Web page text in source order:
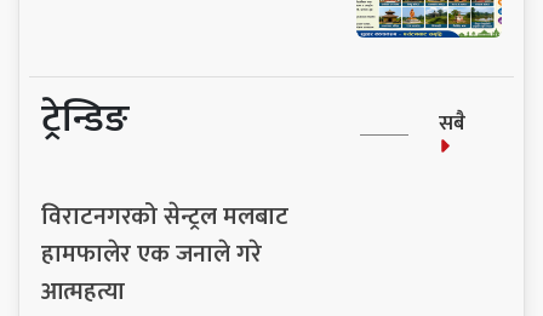
ट्रेन्डिङ सबै
विराटनगरको सेन्ट्रल मलबाट
हामफालेर एक जनाले गरे
आत्महत्या